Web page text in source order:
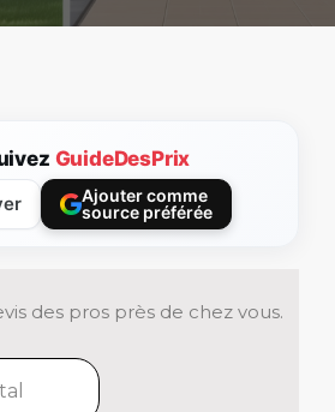
GuideDesPrix
Ajouter comme
source préférée
des pros près de chez vous.